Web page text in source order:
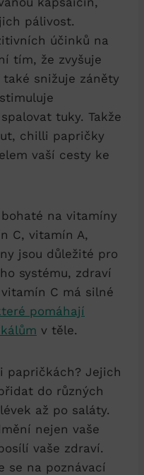
pálivost.
účinků na
tím, že zvyšuje
snižuje záněty
tuky. Takže
chilli papričky
vaší cesty ke
na vitamíny
C, vitamín A,
jsou důležité pro
systému, zdraví
C má silné
pomáhají
v těle.
papričkách? Jejich
do různých
až po saláty.
nejen vaše
vaše zdraví.
se na poznávací